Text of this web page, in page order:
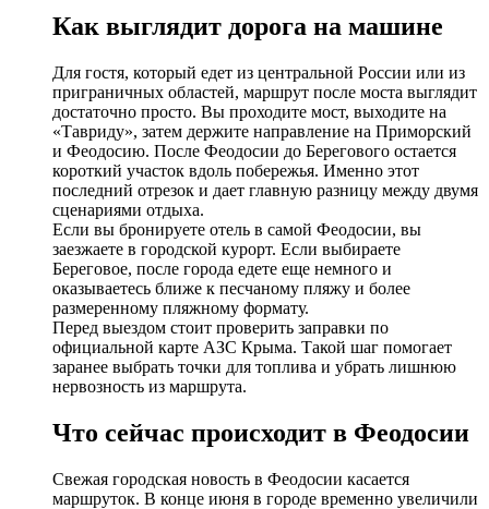
Как выглядит дорога на машине
Для гостя, который едет из центральной России или из
приграничных областей, маршрут после моста выглядит
достаточно просто. Вы проходите мост, выходите на
«Тавриду», затем держите направление на Приморский
и Феодосию. После Феодосии до Берегового остается
короткий участок вдоль побережья. Именно этот
последний отрезок и дает главную разницу между двумя
сценариями отдыха.
Если вы бронируете отель в самой Феодосии, вы
заезжаете в городской курорт. Если выбираете
Береговое, после города едете еще немного и
оказываетесь ближе к песчаному пляжу и более
размеренному пляжному формату.
Перед выездом стоит проверить заправки по
официальной карте АЗС Крыма. Такой шаг помогает
заранее выбрать точки для топлива и убрать лишнюю
нервозность из маршрута.
Что сейчас происходит в Феодосии
Свежая городская новость в Феодосии касается
маршруток. В конце июня в городе временно увеличили